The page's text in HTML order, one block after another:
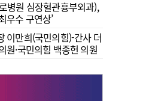
병원 심장혈관흉부외과),
우수 구연상’
이만희(국민의힘)-간사 더
원·국민의힘 백종헌 의원